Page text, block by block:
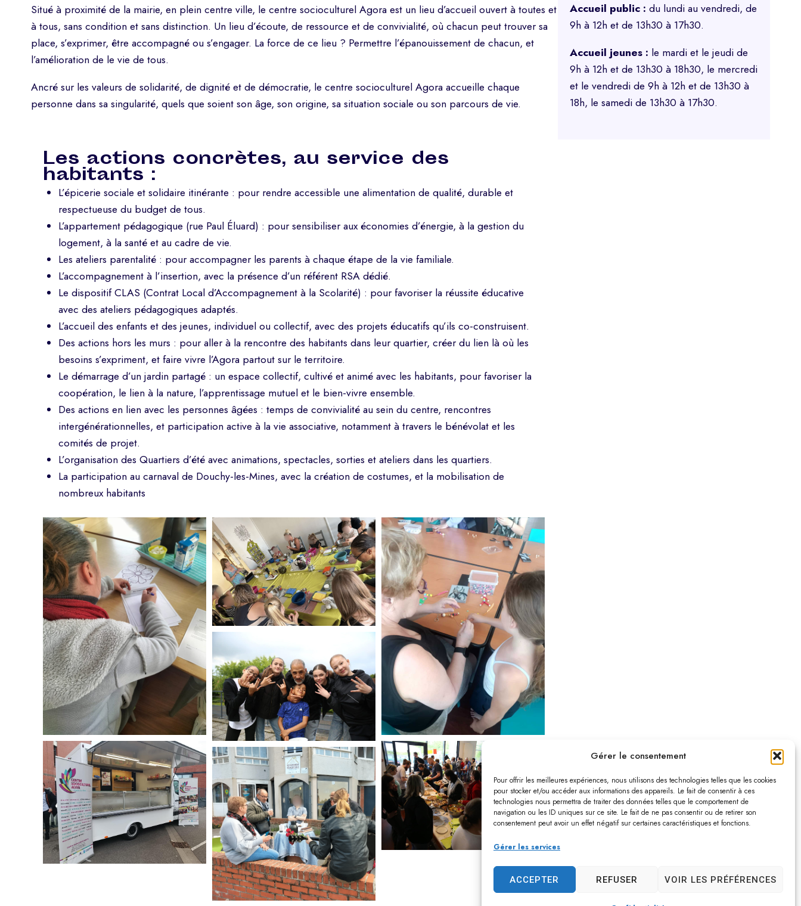
Gérer le consentement
Pour offrir les meilleures expériences, nous utilisons des technologies telles que les cookies
pour stocker et/ou accéder aux informations des appareils. Le fait de consentir à ces
technologies nous permettra de traiter des données telles que le comportement de
navigation ou les ID uniques sur ce site. Le fait de ne pas consentir ou de retirer son
consentement peut avoir un effet négatif sur certaines caractéristiques et fonctions.
Gérer les services
ACCEPTER REFUSER VOIR LES PRÉFÉRENCES
Situé à proximité de la mairie, en plein centre ville, le centre socioculturel Agora est un lieu d’accueil ouvert à toutes et
à tous, sans condition et sans distinction. Un lieu d’écoute, de ressource et de convivialité, où chacun peut trouver sa
place, s’exprimer, être accompagné ou s’engager. La force de ce lieu ? Permettre l’épanouissement de chacun, et
l’amélioration de le vie de tous.
Ancré sur les valeurs de solidarité, de dignité et de démocratie, le centre socioculturel Agora accueille chaque
personne dans sa singularité, quels que soient son âge, son origine, sa situation sociale ou son parcours de vie.
Les actions concrètes, au service des
habitants :
L’épicerie sociale et solidaire itinérante : pour rendre accessible une alimentation de qualité, durable et
respectueuse du budget de tous.
L’appartement pédagogique (rue Paul Éluard) : pour sensibiliser aux économies d’énergie, à la gestion du
logement, à la santé et au cadre de vie.
Les ateliers parentalité : pour accompagner les parents à chaque étape de la vie familiale.
L’accompagnement à l’insertion, avec la présence d’un référent RSA dédié.
Le dispositif CLAS (Contrat Local d’Accompagnement à la Scolarité) : pour favoriser la réussite éducative
avec des ateliers pédagogiques adaptés.
L’accueil des enfants et des jeunes, individuel ou collectif, avec des projets éducatifs qu’ils co-construisent.
Des actions hors les murs : pour aller à la rencontre des habitants dans leur quartier, créer du lien là où les
besoins s’expriment, et faire vivre l’Agora partout sur le territoire.
Le démarrage d’un jardin partagé : un espace collectif, cultivé et animé avec les habitants, pour favoriser la
coopération, le lien à la nature, l’apprentissage mutuel et le bien-vivre ensemble.
Des actions en lien avec les personnes âgées : temps de convivialité au sein du centre, rencontres
intergénérationnelles, et participation active à la vie associative, notamment à travers le bénévolat et les
comités de projet.
L’organisation des Quartiers d’été avec animations, spectacles, sorties et ateliers dans les quartiers.
La participation au carnaval de Douchy-les-Mines, avec la création de costumes, et la mobilisation de
nombreux habitants
Accueil public : du lundi au vendredi, de
9h à 12h et de 13h30 à 17h30.
Accueil jeunes : le mardi et le jeudi de
9h à 12h et de 13h30 à 18h30, le mercredi
et le vendredi de 9h à 12h et de 13h30 à
18h, le samedi de 13h30 à 17h30.